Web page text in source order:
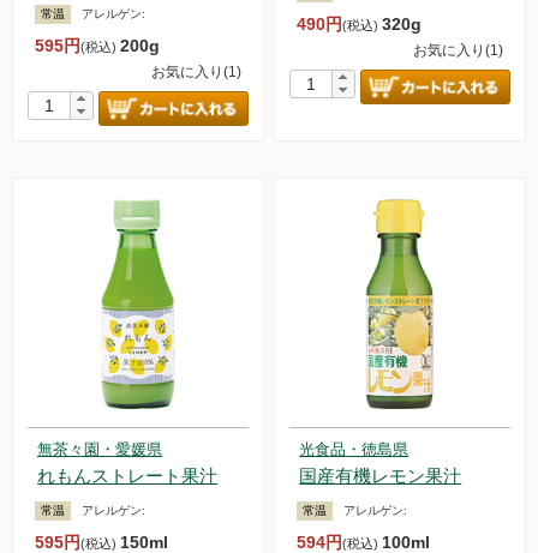
常温 アレルゲン:
595円(税込) 200g
お気に入り(1)
490円(税込)320g
お気に入り(1)
無茶々園・愛媛県
れもんストレート果汁
常温 アレルゲン:
595円(税込) 150ml
光食品・徳島県
国産有機レモン果汁
常温 アレルゲン:
594円(税込) 100ml